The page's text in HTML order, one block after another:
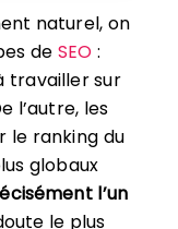
naturel, on
deSEO :
travailler sur
l’autre, les
le ranking du
globaux
l’un
le plus